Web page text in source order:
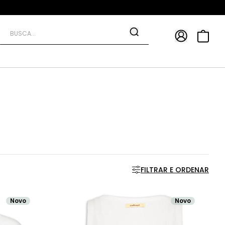
FILTRAR E ORDENAR
Novo Novo